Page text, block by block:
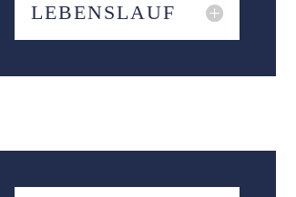
LEBENSLAUF